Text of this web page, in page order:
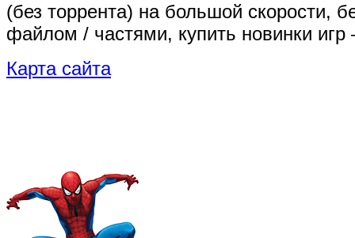
(без торрента) на большой скорости,
файлом / частями, купить новинки
Карта сайта